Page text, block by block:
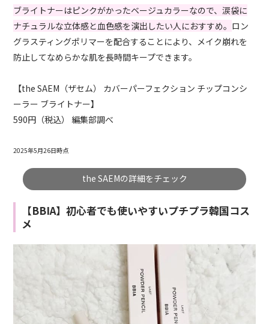
ブライトナーはピンクがかったベージュカラーなので、涙袋に
ナチュラルな立体感と血色感を演出したい人におすすめ。 ロン
グラスティングポリマーを配合することにより、メイク崩れを
防止してなめらかな肌を長時間キープできます。
【the SAEM（ザセム） カバーパーフェクション チップコンシ
ーラー ブライトナー】
590円（税込） 編集部調べ
2025年5月26日時点
the SAEMの詳細をチェック
【BBIA】初心者でも使いやすいプチプラ韓国コス
メ